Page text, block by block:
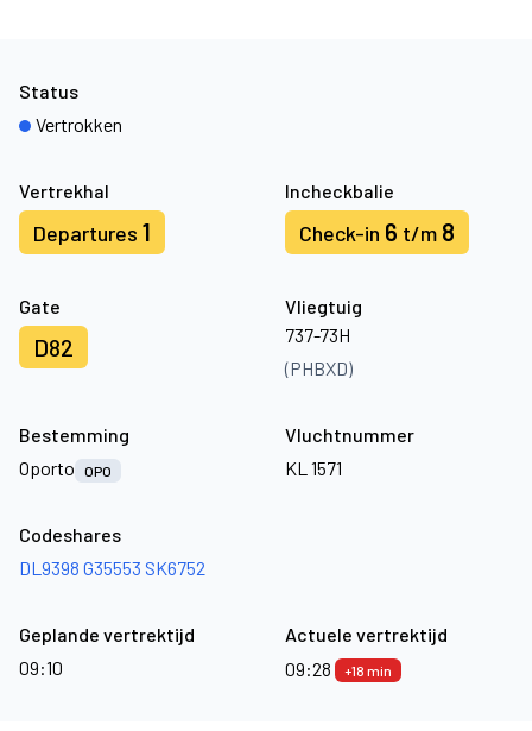
Vertrekhal
Departures 1
Incheckbalie
Check-in 6 t/m 8
Gate
D82
Vliegtuig
737-73H
(PHBXD)
Status
Vertrokken
Bestemming
Oporto
OPO
Vluchtnummer
KL 1571
Codeshares
DL9398 G35553 SK6752
Geplande vertrektijd
09:10
Actuele vertrektijd
09:28
+18 min